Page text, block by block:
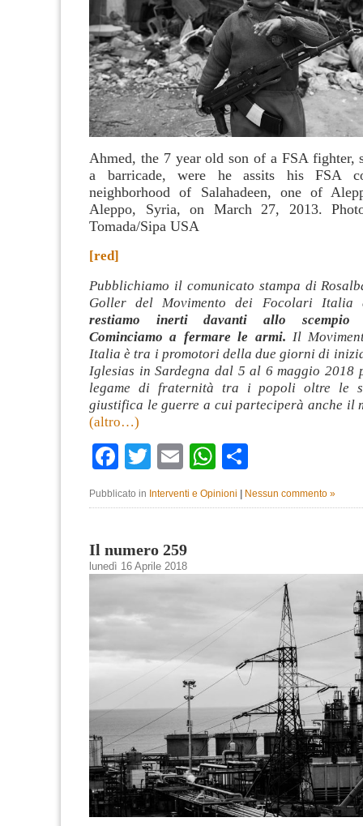
Ahmed, the 7 year old son of a FSA fighter,
a barricade, were he assits his FSA
neighborhood of Salahadeen, one of
Aleppo, Syria, on March 27, 2013.
Tomada/Sipa USA
[red]
Pubblichiamo il comunicato stampa di
Goller del Movimento dei Focolari
restiamo inerti davanti allo scempio
Cominciamo a fermare le armi. Il
Italia è tra i promotori della due giorni di
Iglesias in Sardegna dal 5 al 6 maggio 2018
legame di fraternità tra i popoli oltre le
giustifica le guerre a cui parteciperà anche il
(altro…)
Facebook
Twitter
EmailWhatsApp
Pubblicato in Interventi e Opinioni | Nessun commento »
Il numero 259
lunedì 16 Aprile 2018